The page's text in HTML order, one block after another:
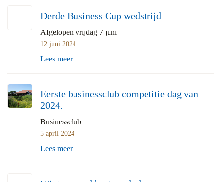
Derde Business Cup wedstrijd
Afgelopen vrijdag 7 juni
12 juni 2024
Lees meer
Eerste businessclub competitie dag van
2024.
Businessclub
5 april 2024
Lees meer